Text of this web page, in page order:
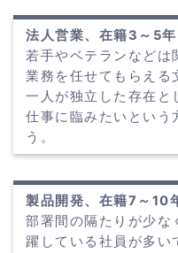
法人営業、在籍3～5
若手やベテランなどは
業務を任せてもらえる
一人が独立した存在と
仕事に臨みたいという
う。
製品開発、在籍7～10
部署間の隔たりが少な
躍している社員が多い